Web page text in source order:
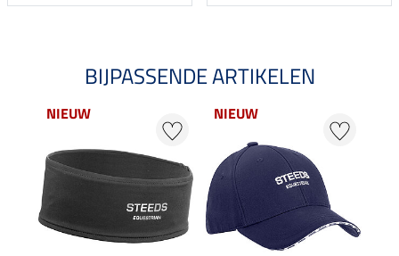
BIJPASSENDE ARTIKELEN
NIEUW NIEUW